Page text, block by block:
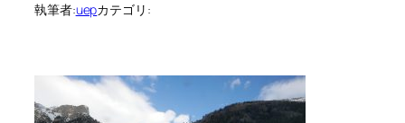
執筆者:uepカテゴリ: